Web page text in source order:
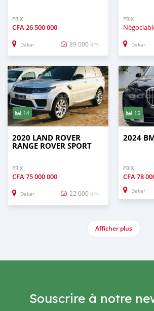
PRIX
CFA26 500 000
Dakar 89 000 km
PRIX
Dakar
14
2020 LAND ROVER
RANGE ROVER SPORT
PRIX
CFA75 000 000
Dakar 22 000 km
15
2024
PRIX
CFA78
Dakar
Afficher plus
Souscrire à notre